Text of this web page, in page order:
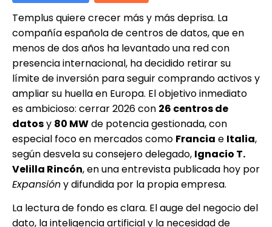
Templus quiere crecer más y más deprisa. La
compañía española de centros de datos, que en
menos de dos años ha levantado una red con
presencia internacional, ha decidido retirar su
límite de inversión para seguir comprando activos y
ampliar su huella en Europa. El objetivo inmediato
es ambicioso: cerrar 2026 con 26 centros de
datosy 80 MWde potencia gestionada, con
especial foco en mercados como Francia e Italia,
según desvela su consejero delegado, Ignacio T.
Velilla Rincón, en una entrevista publicada hoy por
Expansióny difundida por la propia empresa.
La lectura de fondo es clara. El auge del negocio del
dato, la inteligencia artificial y la necesidad de